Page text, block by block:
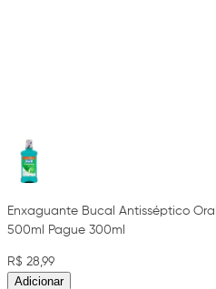
Enxaguante Bucal Antisséptico
500ml Pague 300ml
R$ 28,99
Adicionar